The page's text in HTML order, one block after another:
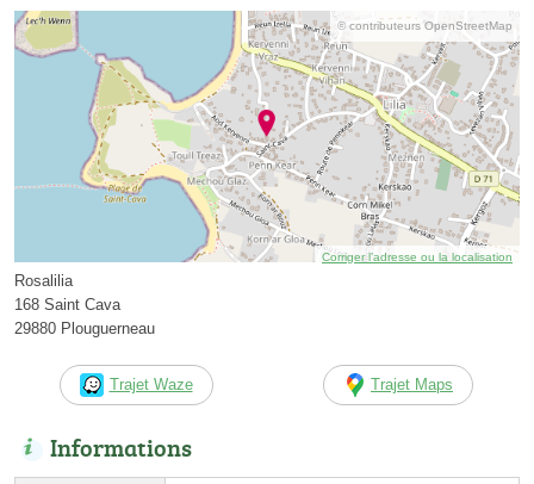
© contributeurs OpenStreetMap
Corriger l’adresse ou la localisation
Rosalilia
168 Saint Cava
29880 Plouguerneau
Trajet Waze Trajet Maps
Informations